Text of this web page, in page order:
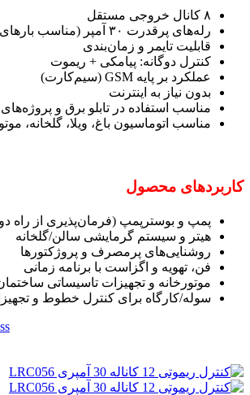
۸ کانال خروجی مستقل
رله‌های پرقدرت ۳۰ آمپر (مناسب بارهای سنگین)
قابلیت تایمر و زمان‌بندی
کنترل دوگانه: پیامکی + ریموت
عملکرد بر پایه GSM (سیم‌کارت)
بدون نیاز به اینترنت
مناسب استفاده در تابلو برق و
مناسب اتوماسیون باغ، ویلا، گلخانه،
کاربردهای محصول
پمپ و بوسترپمپ (فرمان‌پذیری از راه
هیتر و سیستم گرمایشی سالن/گلخانه
روشنایی‌های پرمصرف و پروژکتورها
فن، تهویه و اگزاست با برنامه زمانی
موتورخانه و تجهیزات تاسیساتی
سوله/کارگاه برای کنترل خطوط و